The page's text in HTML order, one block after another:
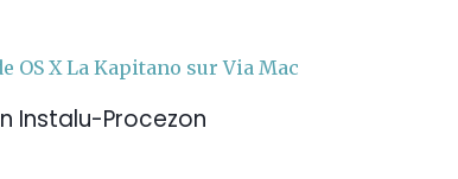
OS X La Kapitano sur Via Mac
Instalu-Procezon